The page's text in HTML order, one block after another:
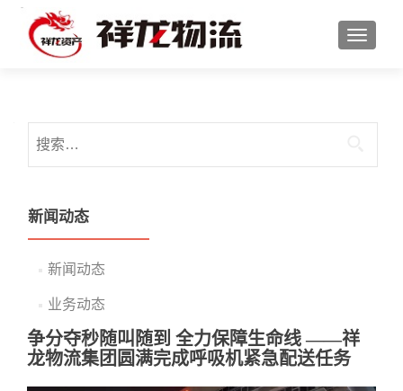
切换导
新闻动态
新闻动态
业务动态
争分夺秒随叫随到 全力保障生命线 ——祥
龙物流集团圆满完成呼吸机紧急配送任务